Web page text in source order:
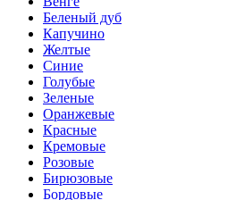
Беленый дуб
Капучино
Желтые
Синие
Голубые
Зеленые
Оранжевые
Красные
Кремовые
Розовые
Бирюзовые
Бордовые